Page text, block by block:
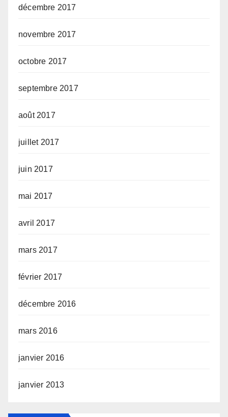
décembre 2017
novembre 2017
octobre 2017
septembre 2017
août 2017
juillet 2017
juin 2017
mai 2017
avril 2017
mars 2017
février 2017
décembre 2016
mars 2016
janvier 2016
janvier 2013